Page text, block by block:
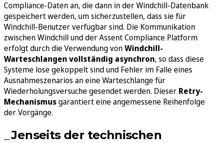
Compliance-Daten an, die dann in der Windchill-Datenbank
gespeichert werden, um sicherzustellen, dass sie für
Windchill-Benutzer verfügbar sind. Die Kommunikation
zwischen Windchill und der Assent Compliance Platform
erfolgt durch die Verwendung vonWindchill-
Warteschlangen vollständig asynchron, so dass diese
Systeme lose gekoppelt sind und Fehler im Falle eines
Ausnahmeszenarios an eine Warteschlange für
Wiederholungsversuche gesendet werden. Dieser Retry-
Mechanismusgarantiert eine angemessene Reihenfolge
der Vorgänge.
Jenseits der technischen